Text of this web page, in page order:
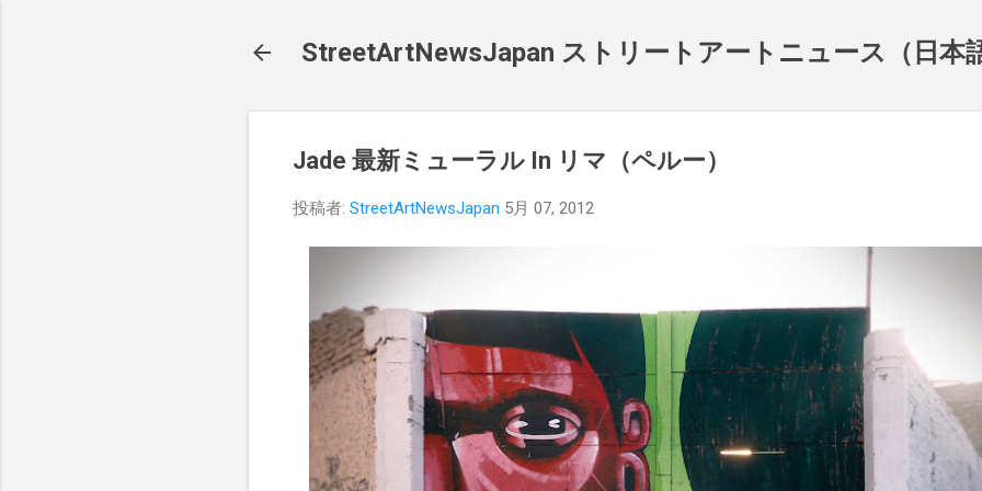
StreetArtNewsJapan ストリートアートニュース（日本
Jade 最新ミューラル In リマ（ペルー）
投稿者: StreetArtNewsJapan 5月 07, 2012